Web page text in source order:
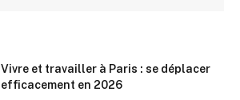
Vivre et travailler à Paris : se déplacer
efficacement en 2026